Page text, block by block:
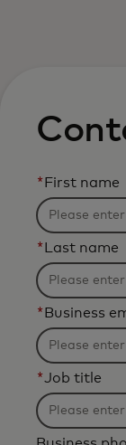
Для
Для
Новости
* First name
* Last name
* Business
*Job title